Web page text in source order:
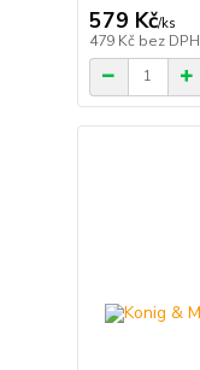
579 Kč/ks
479 Kč bez DPH